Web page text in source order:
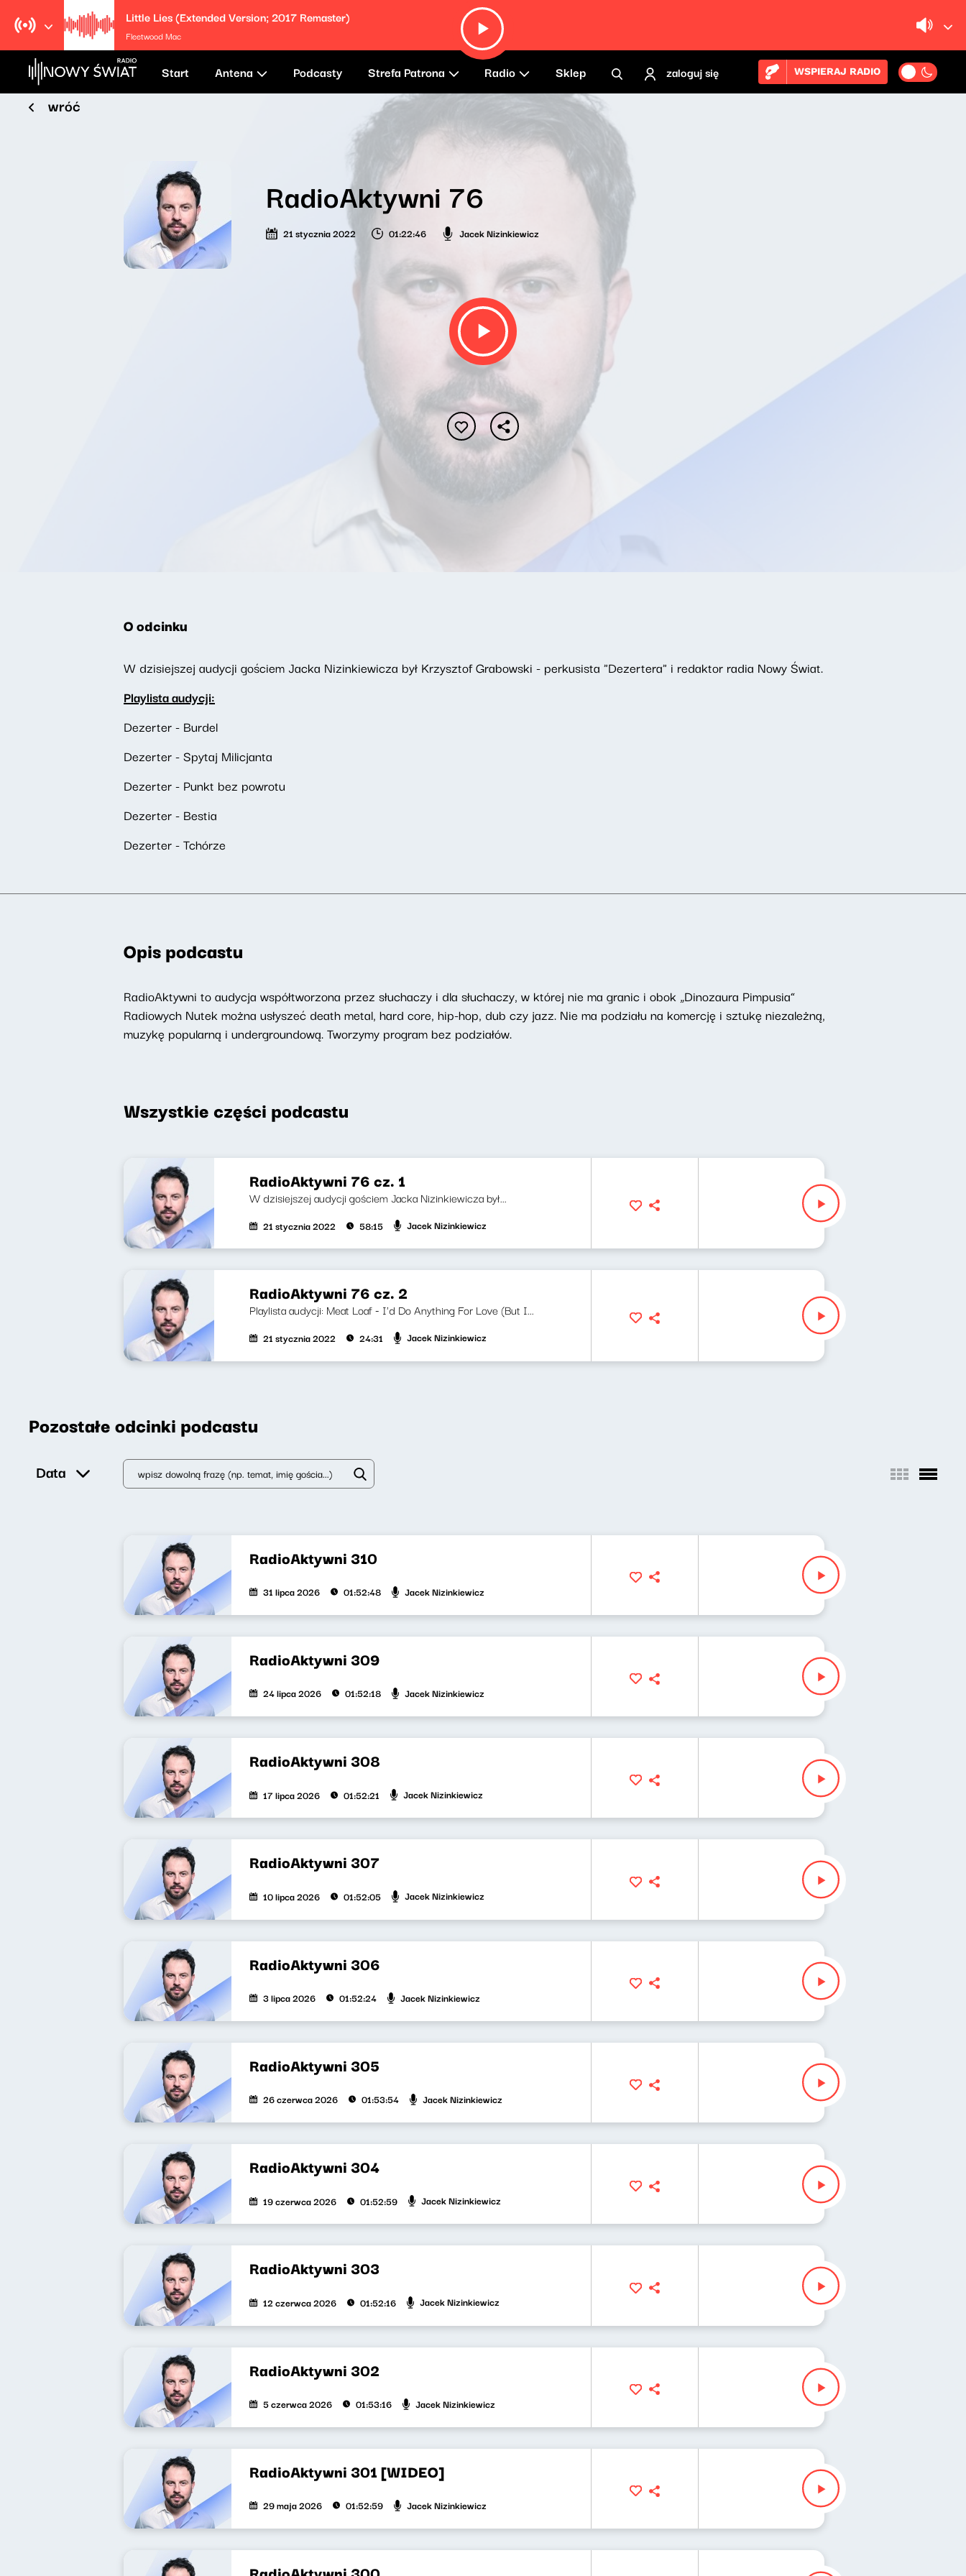
Little Lies (Extended Version; 2017 Remaster)
Fleetwood Mac
Start Antena Podcasty Strefa Patrona Radio Sklep zaloguj się WSPIERAJ RADIO
wróć
RadioAktywni 76
21 stycznia 2022 01:22:46 Jacek Nizinkiewicz
O odcinku
W dzisiejszej audycji gościem Jacka Nizinkiewicza był Krzysztof Grabowski - perkusista "Dezertera" i redaktor radia Nowy Świat.
Playlista audycji:
Dezerter - Burdel
Dezerter - Spytaj Milicjanta
Dezerter - Punkt bez powrotu
Dezerter - Bestia
Dezerter - Tchórze
Opis podcastu
RadioAktywni to audycja współtworzona przez słuchaczy i dla słuchaczy, w której nie ma granic i obok „Dinozaura Pimpusia”
Radiowych Nutek można usłyszeć death metal, hard core, hip-hop, dub czy jazz. Nie ma podziału na komercję i sztukę niezależną,
muzykę popularną i undergroundową. Tworzymy program bez podziałów.
Wszystkie części podcastu
RadioAktywni 76 cz. 1
W dzisiejszej audycji gościem Jacka Nizinkiewicza był...
21 stycznia 2022 58:15 Jacek Nizinkiewicz
RadioAktywni 76 cz. 2
Playlista audycji: Meat Loaf - I'd Do Anything For Love (But I...
21 stycznia 2022 24:31 Jacek Nizinkiewicz
Pozostałe odcinki podcastu
Data
RadioAktywni 310
31 lipca 2026 01:52:48 Jacek Nizinkiewicz
RadioAktywni 309
24 lipca 2026 01:52:18 Jacek Nizinkiewicz
RadioAktywni 308
17 lipca 2026 01:52:21 Jacek Nizinkiewicz
RadioAktywni 307
10 lipca 2026 01:52:05 Jacek Nizinkiewicz
RadioAktywni 306
3 lipca 2026 01:52:24 Jacek Nizinkiewicz
RadioAktywni 305
26 czerwca 2026 01:53:54 Jacek Nizinkiewicz
RadioAktywni 304
19 czerwca 2026 01:52:59 Jacek Nizinkiewicz
RadioAktywni 303
12 czerwca 2026 01:52:16 Jacek Nizinkiewicz
RadioAktywni 302
5 czerwca 2026 01:53:16 Jacek Nizinkiewicz
RadioAktywni 301 [WIDEO]
29 maja 2026 01:52:59 Jacek Nizinkiewicz